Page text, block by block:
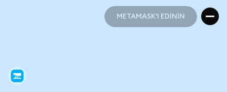
METAMASK'I EDİNİN